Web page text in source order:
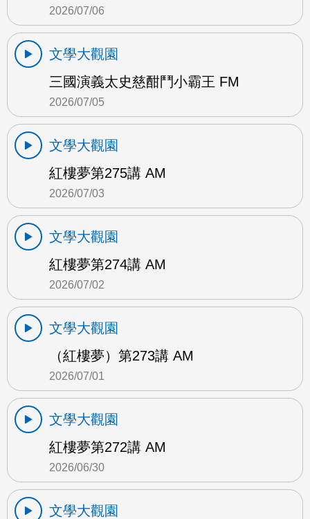
2026/07/06
文學大觀園
三國演義太史慈酣鬥小霸王 FM
2026/07/05
文學大觀園
紅樓夢第275講 AM
2026/07/03
文學大觀園
紅樓夢第274講 AM
2026/07/02
文學大觀園
（紅樓夢）第273講 AM
2026/07/01
文學大觀園
紅樓夢第272講 AM
2026/06/30
文學大觀園